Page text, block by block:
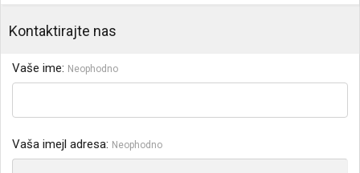
Kontaktirajte nas
Vaše ime Neophodno
Vaša imejl adresa Neophodno